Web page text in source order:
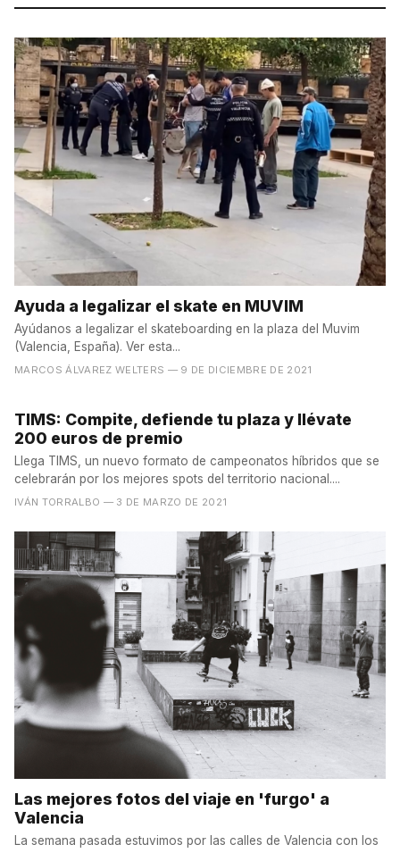
Ayuda a legalizar el skate en MUVIM
Ayúdanos a legalizar el skateboarding en la plaza del Muvim
(Valencia, España). Ver esta...
MARCOS ÁLVAREZ WELTERS — 9 DE DICIEMBRE DE 2021
TIMS: Compite, defiende tu plaza y llévate
200 euros de premio
Llega TIMS, un nuevo formato de campeonatos híbridos que se
celebrarán por los mejores spots del territorio nacional....
IVÁN TORRALBO — 3 DE MARZO DE 2021
Las mejores fotos del viaje en 'furgo' a
Valencia
La semana pasada estuvimos por las calles de Valencia con los